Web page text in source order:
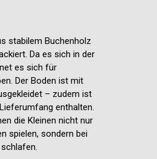
stabilem Buchenholz
Da es sich in der
es sich für
Der Boden ist mit
– zudem ist
enthalten.
die Kleinen nicht nur
spielen, sondern bei